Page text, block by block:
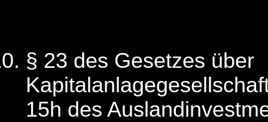
§ 23 des Gesetzes über
15h des